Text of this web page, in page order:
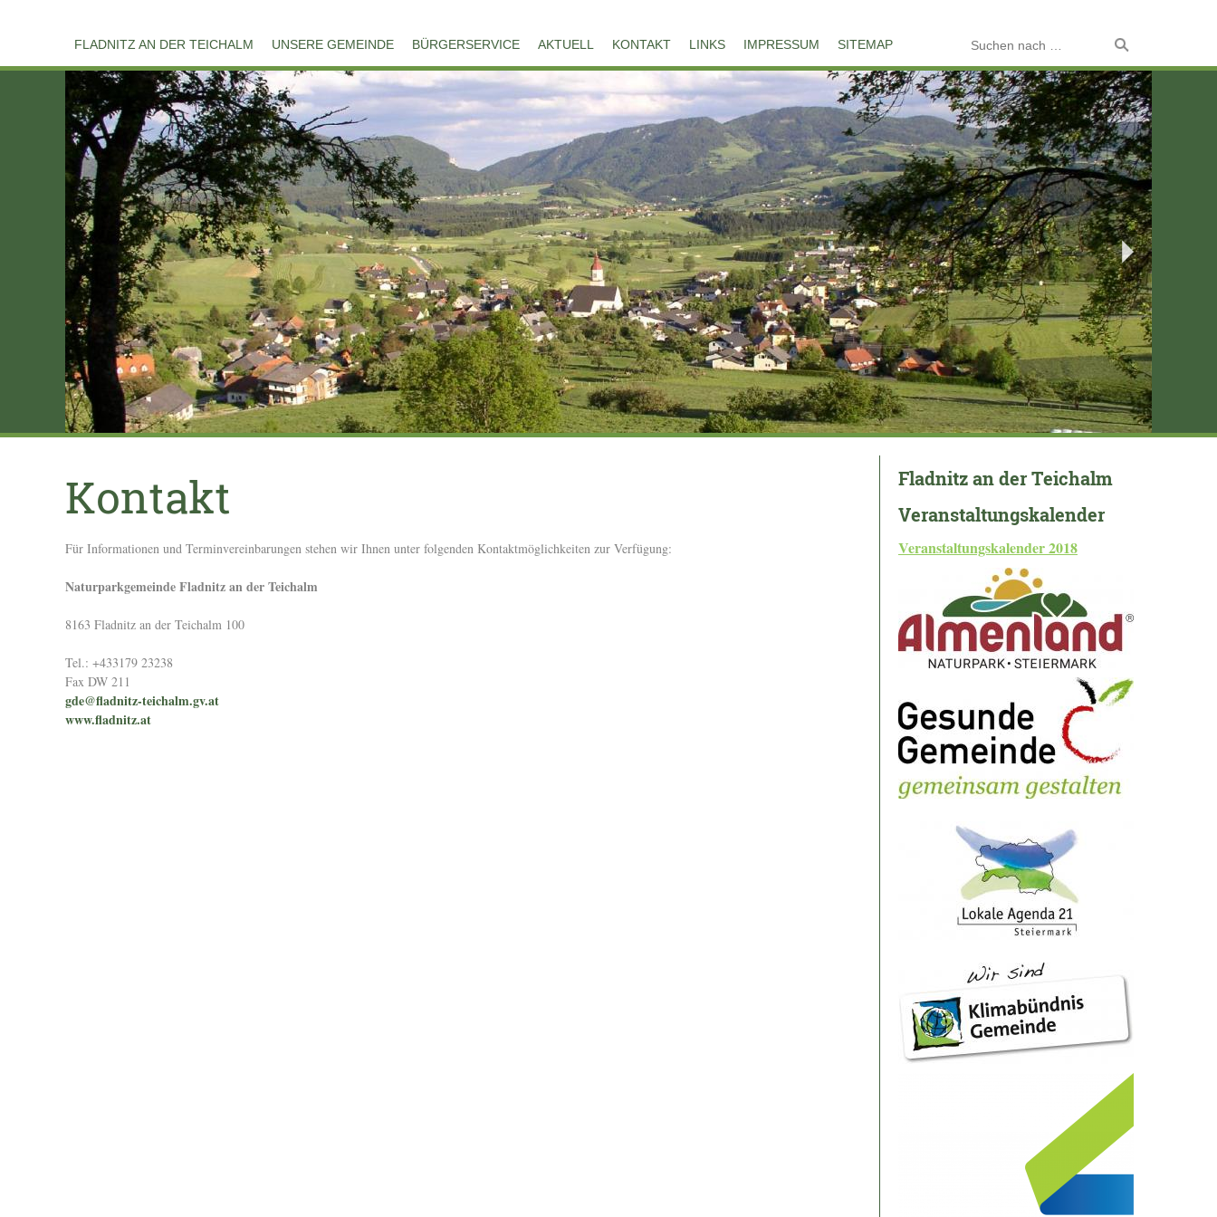
FLADNITZ AN DER TEICHALM UNSERE GEMEINDE BÜRGERSERVICE AKTUELL KONTAKT LINKS IMPRESSUM SITEMAP
Kontakt
Für Informationen und Terminvereinbarungen stehen wir Ihnen unter folgenden Kontaktmöglichkeiten zur Verfügung:
Naturparkgemeinde Fladnitz an der Teichalm
8163 Fladnitz an der Teichalm 100
Tel.: +433179 23238
Fax DW 211
gde@fladnitz-teichalm.gv.at
www.fladnitz.at
Fladnitz an der Teichalm
Veranstaltungskalender
Veranstaltungskalender2018